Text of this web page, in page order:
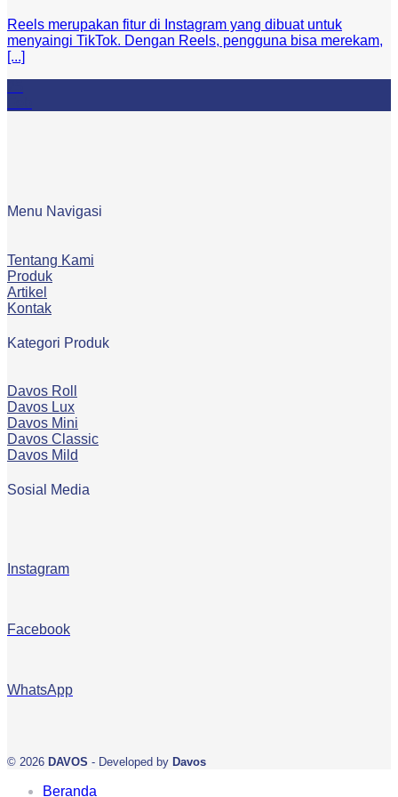
Reels merupakan fitur di Instagram yang dibuat untuk
menyaingi TikTok. Dengan Reels, pengguna bisa merekam,
[...]
Menu Navigasi
Tentang Kami
Produk
Artikel
Kontak
Kategori Produk
Davos Roll
Davos Lux
Davos Mini
Davos Classic
Davos Mild
Sosial Media
Instagram
Facebook
WhatsApp
© 2026 DAVOS - Developed by Davos
Beranda